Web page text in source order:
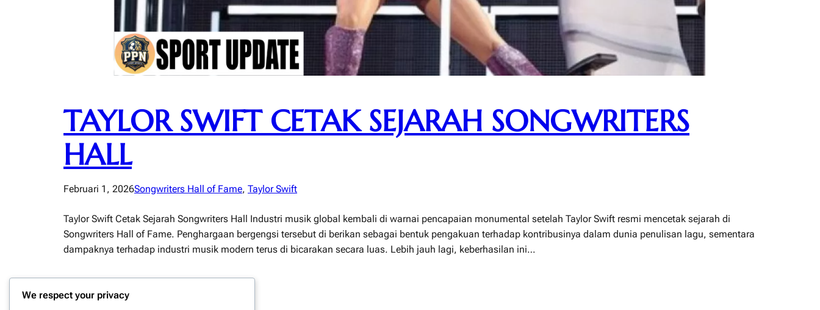
TAYLOR SWIFT CETAK SEJARAH SONGWRITERS
HALL
Februari 1, 2026Songwriters Hall of Fame, Taylor Swift
Taylor Swift Cetak Sejarah Songwriters Hall Industri musik global kembali di warnai pencapaian monumental setelah Taylor Swift resmi mencetak sejarah di
Songwriters Hall of Fame. Penghargaan bergengsi tersebut di berikan sebagai bentuk pengakuan terhadap kontribusinya dalam dunia penulisan lagu, sementara
dampaknya terhadap industri musik modern terus di bicarakan secara luas. Lebih jauh lagi, keberhasilan ini…
We respect your privacy